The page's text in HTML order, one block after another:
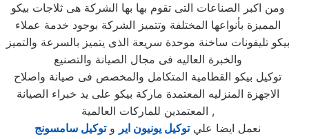
ومن اكبر الصناعات التى تقوم بها بها الشركة هى ثلاجات بيكو
المميزة بأنواعها المختلفة وتتميز الشركة بوجود خدمة عملاء
بيكو تليفونات ساخنة موحدة سريعة الذى يتميز بالسرعة والتميز
والخبرة العاليه فى مجال الصيانة والتصنيع
توكيل بيكو القطامية المتكامل والمخصص فى صيانة واصلاح
الاجهزة المنزليه المعتمدة ماركة بيكو على يد خبراء الصيانة
المعتمدين للماركات العالمية ,
نعمل ايضا عليتوكيل يونيون اير وتوكيل سامسونج